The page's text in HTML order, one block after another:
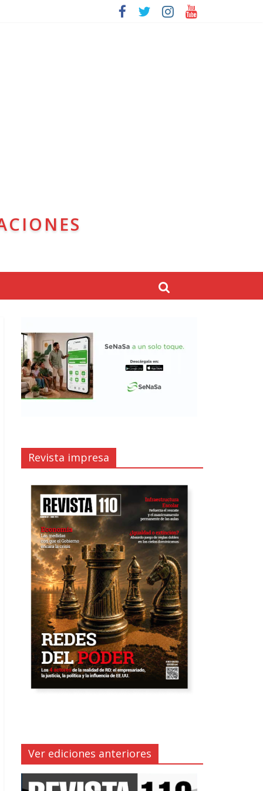
Revista impresa
Ver ediciones anteriores